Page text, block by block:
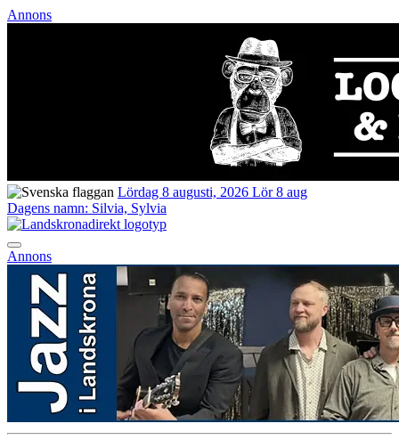
Annons
Lördag 8 augusti, 2026 Lör 8 aug
Dagens namn: Silvia, Sylvia
Annons